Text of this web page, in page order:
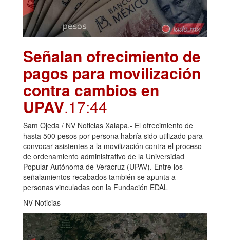
Señalan ofrecimiento de
pagos para movilización
contra cambios en
UPAV.17:44
Sam Ojeda / NV Noticias Xalapa.- El ofrecimiento de
hasta 500 pesos por persona habría sido utilizado para
convocar asistentes a la movilización contra el proceso
de ordenamiento administrativo de la Universidad
Popular Autónoma de Veracruz (UPAV). Entre los
señalamientos recabados también se apunta a
personas vinculadas con la Fundación EDAL
NV Noticias